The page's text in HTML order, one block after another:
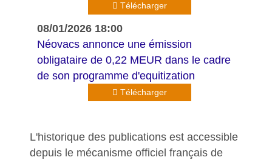
Télécharger
08/01/2026 18:00
Néovacs annonce une émission
obligataire de 0,22 MEUR dans le cadre
de son programme d'equitization
Télécharger
L'historique des publications est accessible
depuis le mécanisme officiel français de